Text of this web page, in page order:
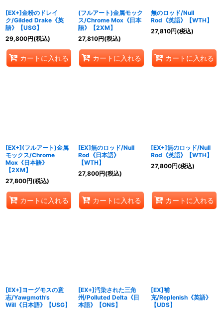
[EX+]金粉のドレイ
ク/Gilded Drake《英
語》【USG】
29,800円(税込)
カートに入れる
(フルアート)金属モック
ス/Chrome Mox《日本
語》【2XM】
27,810円(税込)
カートに入れる
無のロッド/Null
Rod《英語》【WTH】
27,810円(税込)
カートに入れる
[EX+](フルアート)金属
モックス/Chrome
Mox《日本語》
【2XM】
27,800円(税込)
カートに入れる
[EX]無のロッド/Null
Rod《日本語》
【WTH】
27,800円(税込)
カートに入れる
[EX+]無のロッド/Null
Rod《英語》【WTH】
27,800円(税込)
カートに入れる
[EX+]ヨーグモスの意
志/Yawgmoth's
Will《日本語》【USG】
[EX+]汚染された三角
州/Polluted Delta《日
本語》【ONS】
[EX]補
充/Replenish《英語》
【UDS】